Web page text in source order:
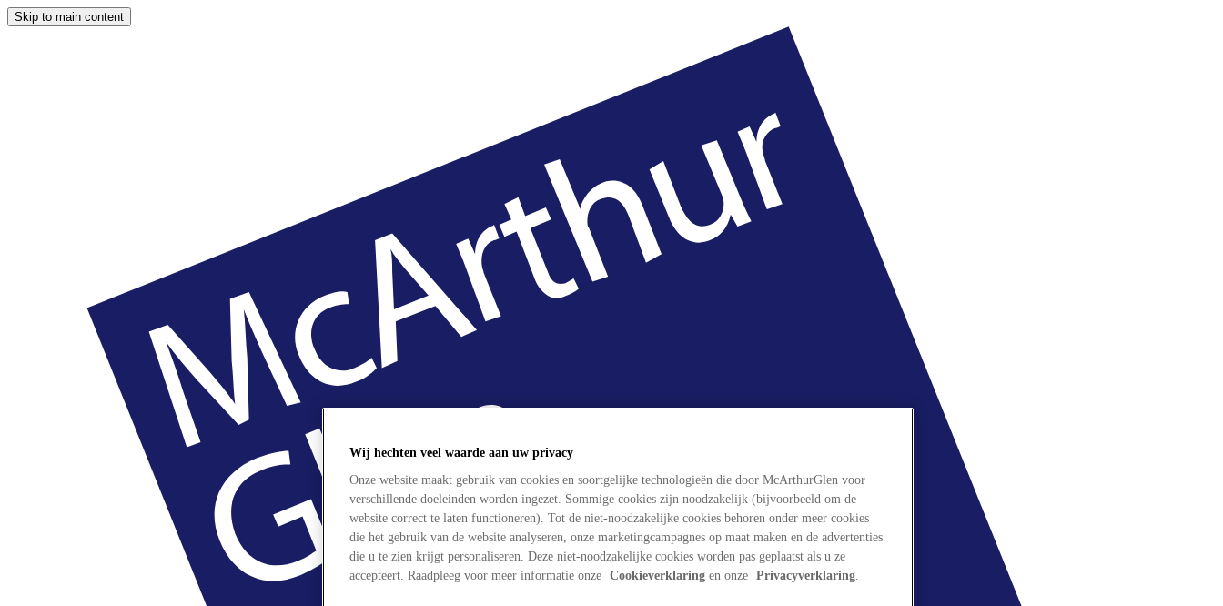
Skip to main content
Wij hechten veel waarde aan uw privacy
Onze website maakt gebruik van cookies en soortgelijke technologieën die door McArthurGlen voor
verschillende doeleinden worden ingezet. Sommige cookies zijn noodzakelijk (bijvoorbeeld om de
website correct te laten functioneren). Tot de niet-noodzakelijke cookies behoren onder meer cookies
die het gebruik van de website analyseren, onze marketingcampagnes op maat maken en de advertenties
die u te zien krijgt personaliseren. Deze niet-noodzakelijke cookies worden pas geplaatst als u ze
accepteert. Raadpleeg voor meer informatie onze Cookieverklaring en onze Privacyverklaring.